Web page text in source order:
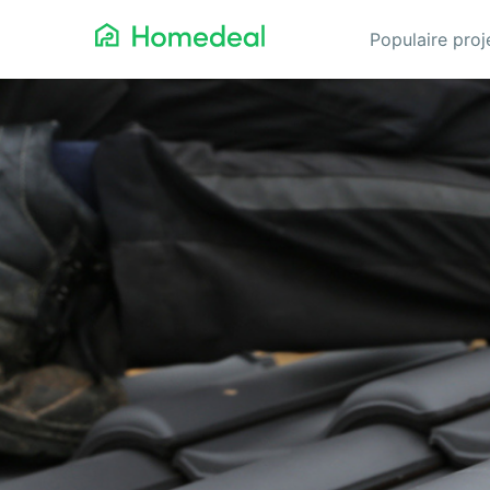
Populaire
Aannemer
Bestrating
Cv-ketels